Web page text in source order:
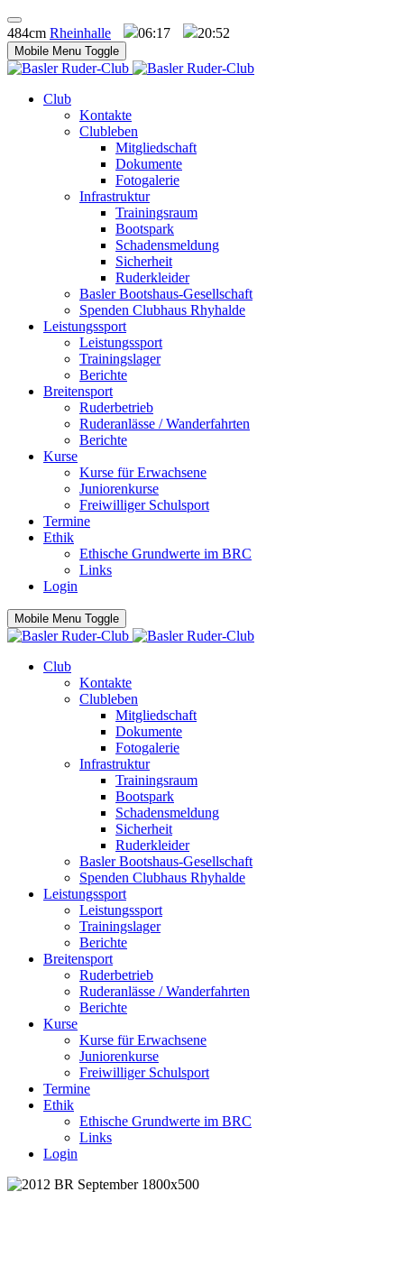
484cm Rheinhalle 06:17 20:52
Mobile Menu Toggle
Club
Kontakte
Clubleben
Mitgliedschaft
Dokumente
Fotogalerie
Infrastruktur
Trainingsraum
Bootspark
Schadensmeldung
Sicherheit
Ruderkleider
Basler Bootshaus-Gesellschaft
Spenden Clubhaus Rhyhalde
Leistungssport
Leistungssport
Trainingslager
Berichte
Breitensport
Ruderbetrieb
Ruderanlässe / Wanderfahrten
Berichte
Kurse
Kurse für Erwachsene
Juniorenkurse
Freiwilliger Schulsport
Termine
Ethik
Ethische Grundwerte im BRC
Links
Login
Mobile Menu Toggle
Club
Kontakte
Clubleben
Mitgliedschaft
Dokumente
Fotogalerie
Infrastruktur
Trainingsraum
Bootspark
Schadensmeldung
Sicherheit
Ruderkleider
Basler Bootshaus-Gesellschaft
Spenden Clubhaus Rhyhalde
Leistungssport
Leistungssport
Trainingslager
Berichte
Breitensport
Ruderbetrieb
Ruderanlässe / Wanderfahrten
Berichte
Kurse
Kurse für Erwachsene
Juniorenkurse
Freiwilliger Schulsport
Termine
Ethik
Ethische Grundwerte im BRC
Links
Login